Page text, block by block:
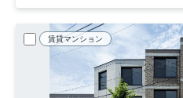
賃貸マンション